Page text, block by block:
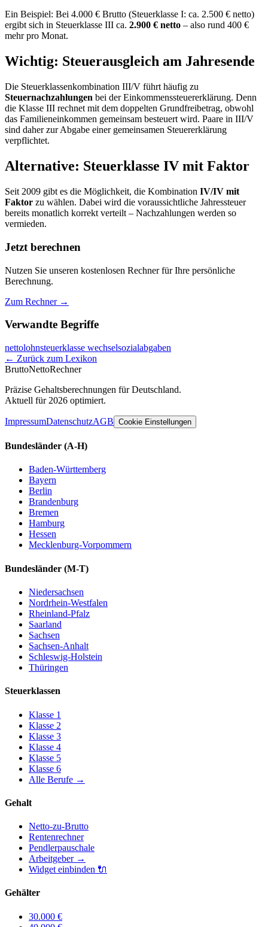
Ein Beispiel: Bei 4.000 € Brutto (Steuerklasse I: ca. 2.500 € netto)
ergibt sich in Steuerklasse III ca. 2.900 € netto – also rund 400 €
mehr pro Monat.
Wichtig: Steuerausgleich am Jahresende
Die Steuerklassenkombination III/V führt häufig zu
Steuernachzahlungen bei der Einkommenssteuererklärung. Denn
die Klasse III rechnet mit dem doppelten Grundfreibetrag, obwohl
das Familieneinkommen gemeinsam besteuert wird. Paare in III/V
sind daher zur Abgabe einer gemeinsamen Steuererklärung
verpflichtet.
Alternative: Steuerklasse IV mit Faktor
Seit 2009 gibt es die Möglichkeit, die Kombination IV/IV mit
Faktor zu wählen. Dabei wird die voraussichtliche Jahressteuer
bereits monatlich korrekt verteilt – Nachzahlungen werden so
vermieden.
Jetzt berechnen
Nutzen Sie unseren kostenlosen Rechner für Ihre persönliche
Berechnung.
Zum Rechner →
Verwandte Begriffe
nettolohnsteuerklasse wechselsozialabgaben
← Zurück zum Lexikon
BruttoNettoRechner
Präzise Gehaltsberechnungen für Deutschland.
Aktuell für 2026 optimiert.
ImpressumDatenschutzAGB Cookie Einstellungen
Bundesländer (A-H)
Baden-Württemberg
Bayern
Berlin
Brandenburg
Bremen
Hamburg
Hessen
Mecklenburg-Vorpommern
Bundesländer (M-T)
Niedersachsen
Nordrhein-Westfalen
Rheinland-Pfalz
Saarland
Sachsen
Sachsen-Anhalt
Schleswig-Holstein
Thüringen
Steuerklassen
Klasse 1
Klasse 2
Klasse 3
Klasse 4
Klasse 5
Klasse 6
Alle Berufe →
Gehalt
Netto-zu-Brutto
Rentenrechner
Pendlerpauschale
Arbeitgeber→
Widget einbinden 🔌
Gehälter
30.000 €